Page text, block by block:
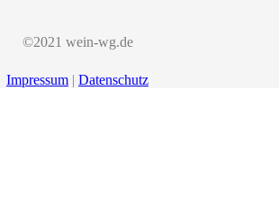
©2021 wein-wg.de
Impressum | Datenschutz